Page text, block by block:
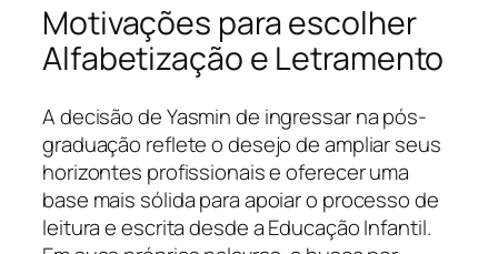
Motivações para escolher
Alfabetização e Letramento
A decisão de Yasmin de ingressar na pós-
graduação reflete o desejo de ampliar seus
horizontes profissionais e oferecer uma
base mais sólida para apoiar o processo de
leitura e escrita desde a Educação Infantil.